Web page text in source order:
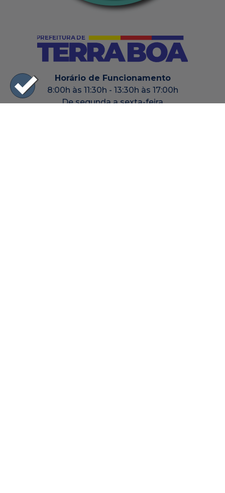
Horário de Funcionamento
8:00h às 11:30h - 13:30h às 17:00h
De segunda a sexta-feira